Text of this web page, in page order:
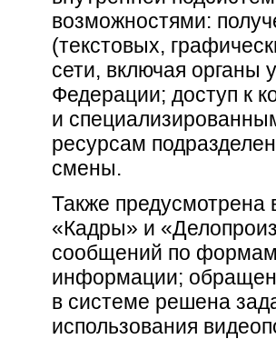
возможностями:
(текстовых,
сети, включая органы
Федерации; доступ к
и
ресурсам
смены.
Также предусмотрена
«Кадры» и
сообщений по формам
информации;
в системе решена
использования